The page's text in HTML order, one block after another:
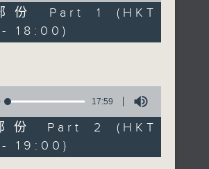
公共事務組
公共事務組
RTHK 香港電台公共事務組
頁
更多...
份 Part 1 (HKT
18:00)
17:59
份 Part 2 (HKT
19:00)